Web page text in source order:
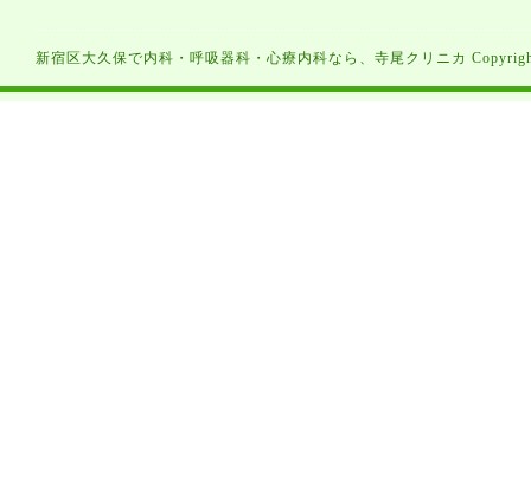
新宿区大久保で内科・呼吸器科・心療内科なら、寺尾クリニカ